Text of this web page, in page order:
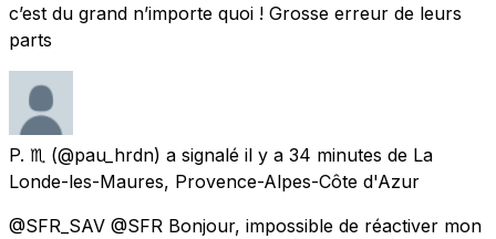
c’est du grand n’importe quoi ! Grosse erreur de leurs
parts
P. ♏️ (@pau_hrdn) a signalé il y a 34 minutes de La
Londe-les-Maures, Provence-Alpes-Côte d'Azur
@SFR_SAV @SFR Bonjour, impossible de réactiver mon